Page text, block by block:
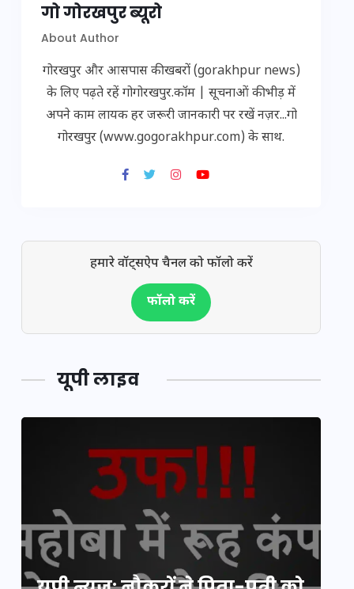
गो गोरखपुर ब्यूरो
About Author
गोरखपुर और आसपास की खबरों (gorakhpur news)
के लिए पढ़ते रहें गोगोरखपुर.कॉम | सूचनाओं की भीड़ में
अपने काम लायक हर जरूरी जानकारी पर रखें नज़र...गो
गोरखपुर (www.gogorakhpur.com) के साथ.
हमारे वॉट्सऐप चैनल को फॉलो करें
फॉलो करें
यूपी लाइव